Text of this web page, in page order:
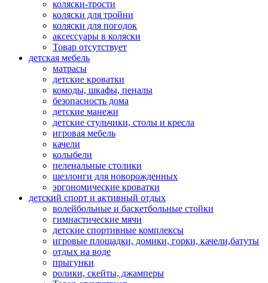
коляски-трости
коляски для тройни
коляски для погодок
аксессуары в коляски
Товар отсутствует
детская мебель
матрасы
детские кроватки
комоды, шкафы, пеналы
безопасность дома
детские манежи
детские стульчики, столы и кресла
игровая мебель
качели
колыбели
пеленальные столики
шезлонги для новорожденных
эргономические кроватки
детский спорт и активный отдых
волейбольные и баскетбольные стойки
гимнастические мячи
детские спортивные комплексы
игровые площадки, домики, горки, качели,батуты
отдых на воде
прыгунки
ролики, скейты, джамперы